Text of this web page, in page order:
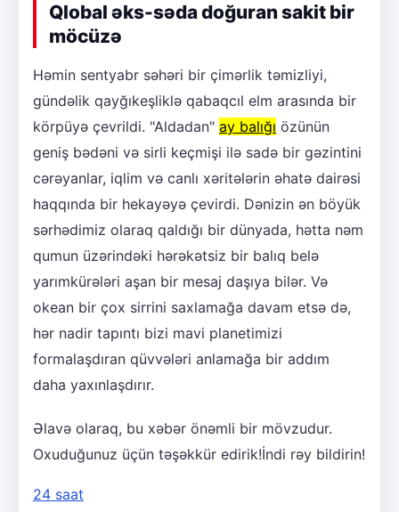
Qlobal əks-səda doğuran sakit bir
möcüzə
Həmin sentyabr səhəri bir çimərlik təmizliyi,
gündəlik qayğıkeşliklə qabaqcıl elm arasında bir
körpüyə çevrildi. "Aldadan" ay balığı özünün
geniş bədəni və sirli keçmişi ilə sadə bir gəzintini
cərəyanlar, iqlim və canlı xəritələrin əhatə dairəsi
haqqında bir hekayəyə çevirdi. Dənizin ən böyük
sərhədimiz olaraq qaldığı bir dünyada, hətta nəm
qumun üzərindəki hərəkətsiz bir balıq belə
yarımkürələri aşan bir mesaj daşıya bilər. Və
okean bir çox sirrini saxlamağa davam etsə də,
hər nadir tapıntı bizi mavi planetimizi
formalaşdıran qüvvələri anlamağa bir addım
daha yaxınlaşdırır.
Əlavə olaraq, bu xəbər önəmli bir mövzudur.
Oxuduğunuz üçün təşəkkür edirik!İndi rəy bildirin!
24 saat